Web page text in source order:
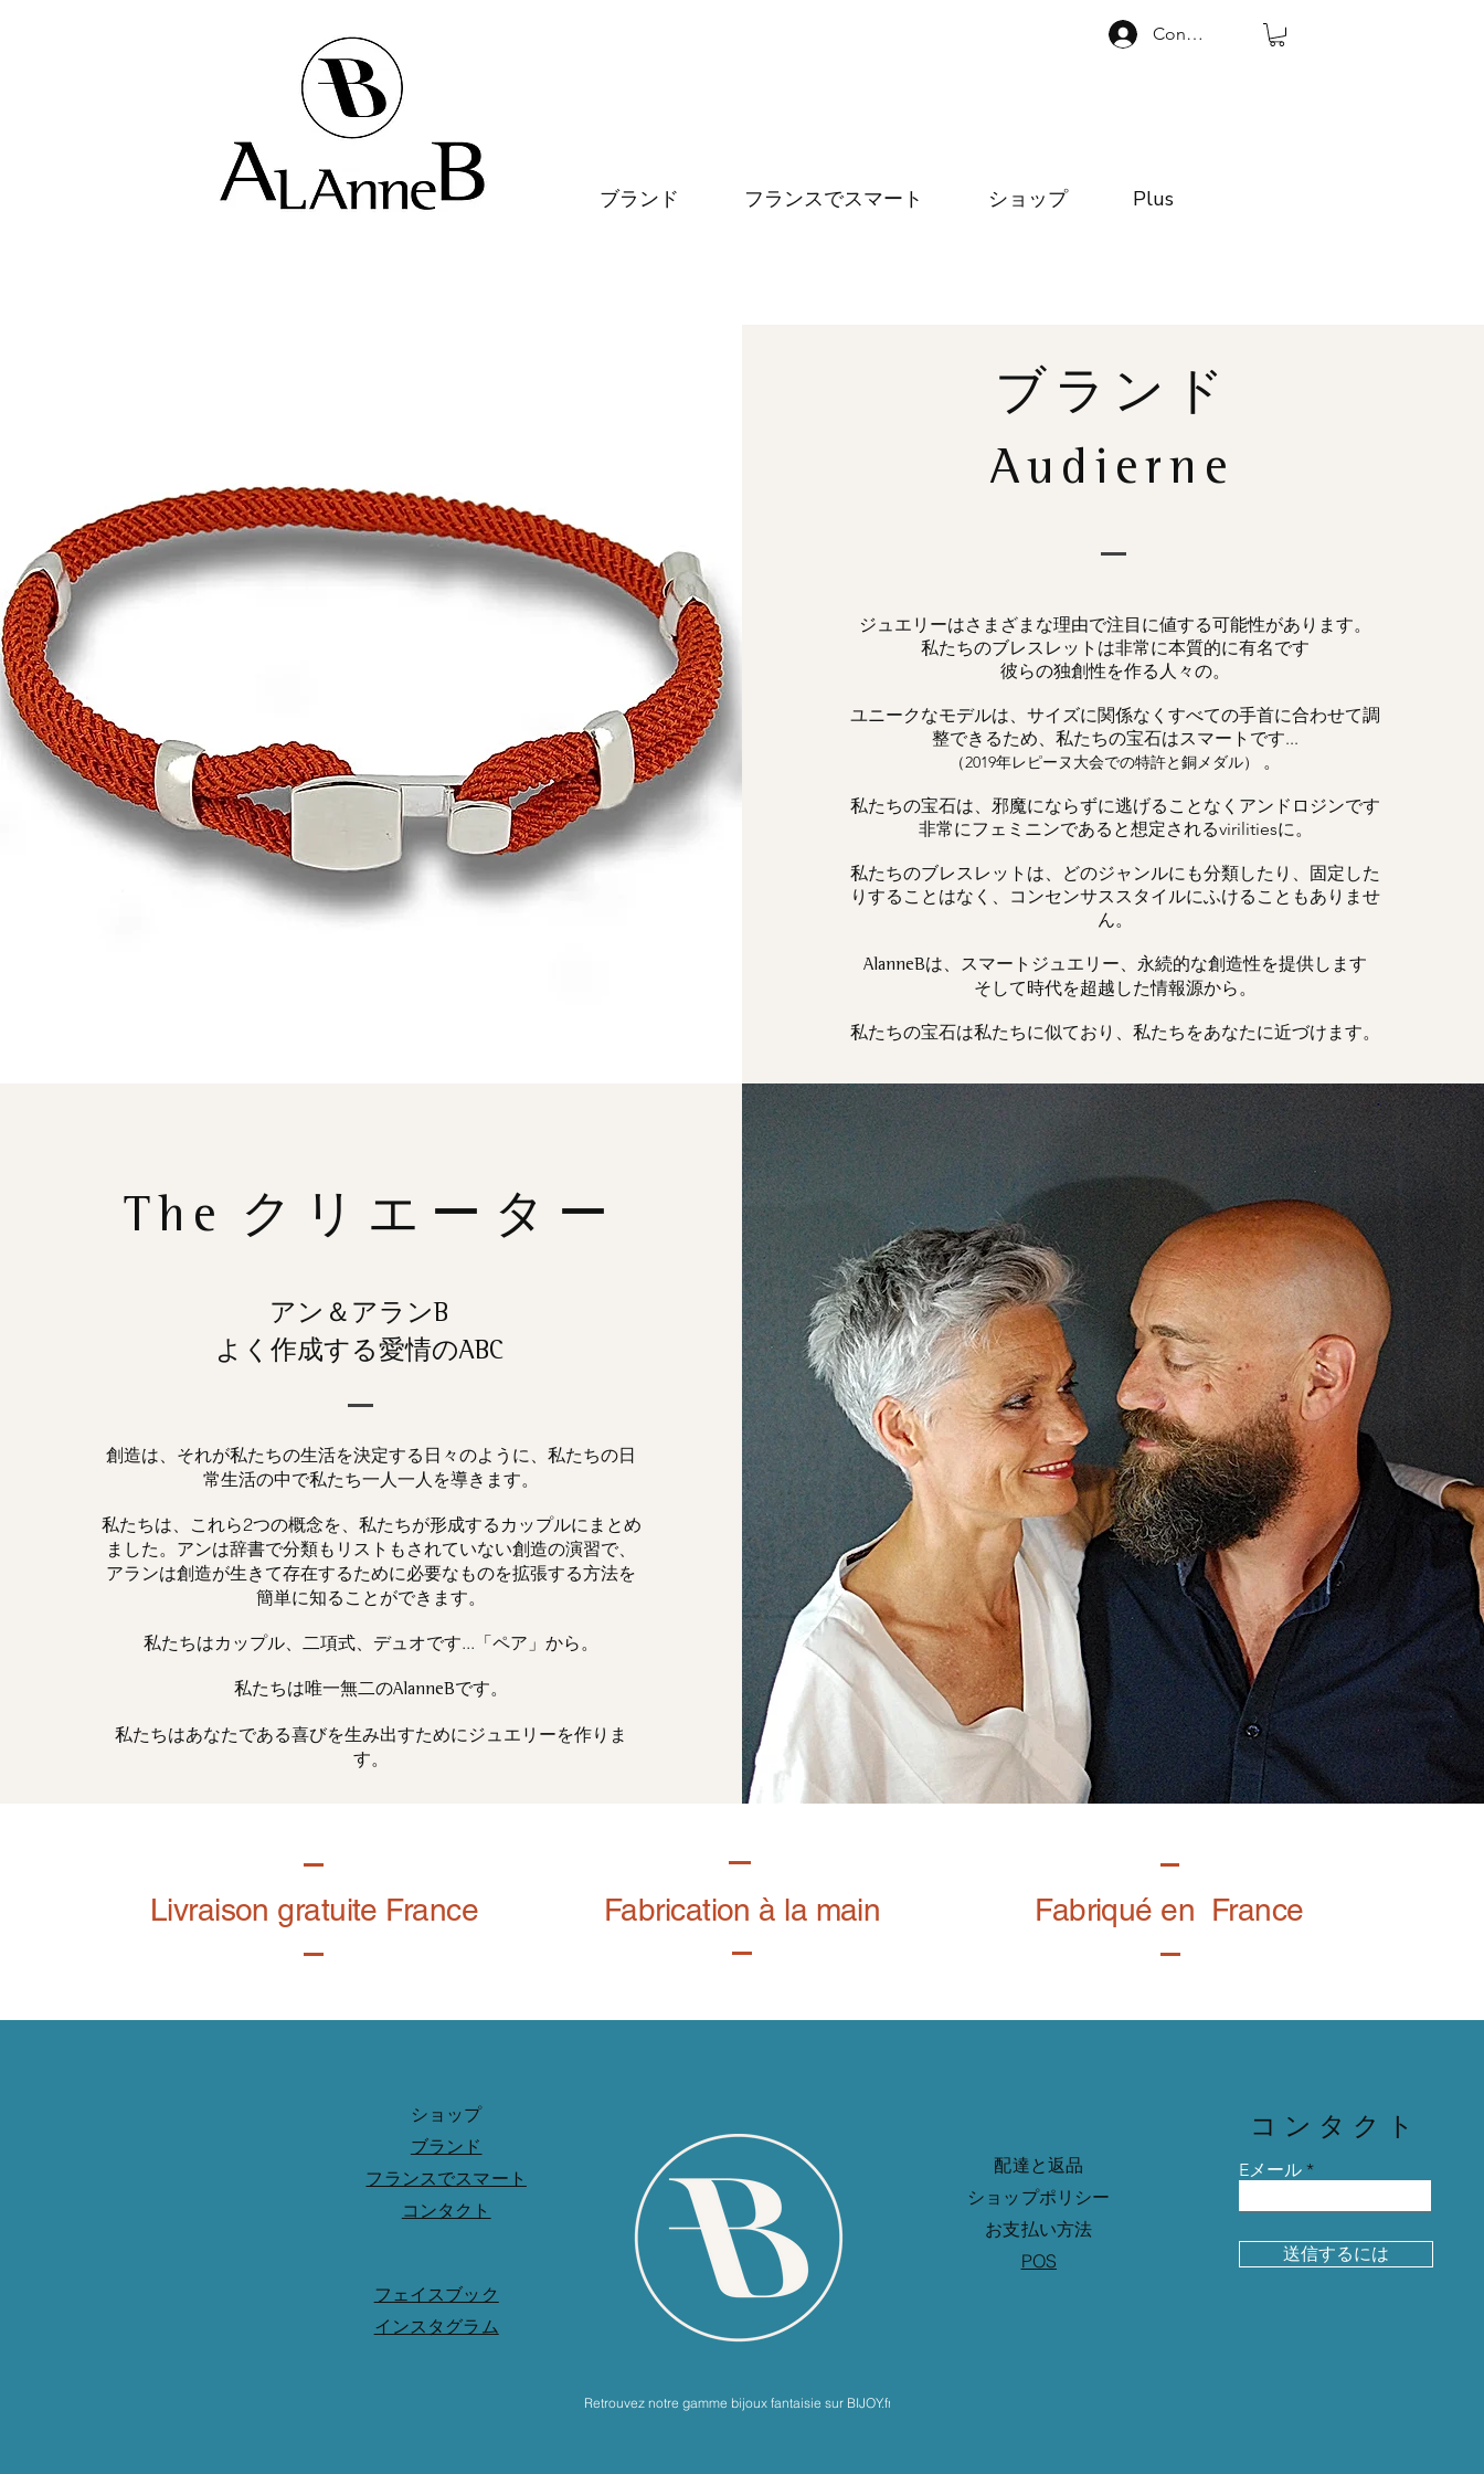
Connexion
ブランド フランスでスマート ショップ Plus
ブランド
Audierne
ジュエリーはさまざまな理由で注目に値する可能性があります。
私たちのブレスレットは非常に本質的に有名です
彼らの独創性を作る人々の。
ユニークなモデルは、サイズに関係なくすべての手首に合わせて調
整できるため、私たちの宝石はスマートです...
（2019年レピーヌ大会での特許と銅メダル） 。
私たちの宝石は、邪魔にならずに逃げることなくアンドロジンです
非常にフェミニンであると想定されるvirilitiesに。
私たちのブレスレットは、どのジャンルにも分類したり、固定した
りすることはなく、コンセンサススタイルにふけることもありませ
ん。
AlanneBは、スマートジュエリー、永続的な創造性を提供します
そして時代を超越した情報源から。
私たちの宝石は私たちに似ており、私たちをあなたに近づけます。
The クリエーター
アン＆アランB
よく作成する愛情のABC
創造は、それが私たちの生活を決定する日々のように、私たちの日
常生活の中で私たち一人一人を導きます。
私たちは、これら2つの概念を、私たちが形成するカップルにまとめ
ました。アンは辞書で分類もリストもされていない創造の演習で、
アランは創造が生きて存在するために必要なものを拡張する方法を
簡単に知ることができます。
私たちはカップル、二項式、デュオです...「ペア」から。
私たちは唯一無二のAlanneBです。
私たちはあなたである喜びを生み出すためにジュエリーを作りま
す。
Livraison gratuite France Fabrication à la main Fabriqué en France
ショップ
ブランド
フランスでスマート
コンタクト
フェイスブック
インスタグラム
Retrouvez notre gamme bijoux fantaisie sur BIJOY.fr
配達と返品
ショップポリシー
お支払い方法
POS
コンタクト
Eメール
送信するには